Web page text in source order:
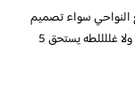
سواء تصميم
المقهى والديكورات وشراحة المكان او القهوة والحلى ولا غللللطه يستحق 5